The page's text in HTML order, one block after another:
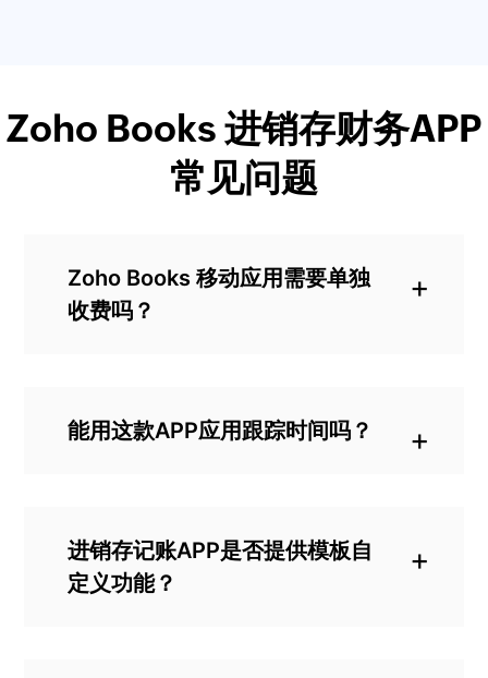
Zoho Books 进销存财务APP
常见问题
Zoho Books 移动应用需要单独
收费吗？
户，您可以下载这款进销存财务APP，登
能用这款APP应用跟踪时间吗？
进销存记账APP是否提供模板自
定义功能？